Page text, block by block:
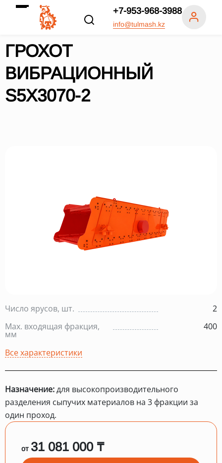
+7-953-968-3988
info@tulmash.kz
ГРОХОТ
ВИБРАЦИОННЫЙ
S5X3070-2
Число ярусов, шт.
2
Max. входящая фракция,
мм
400
Все характеристики
Назначение:для высокопроизводительного
разделения сыпучих материалов на 3 фракции за
один проход.
от 31 081 000 ₸